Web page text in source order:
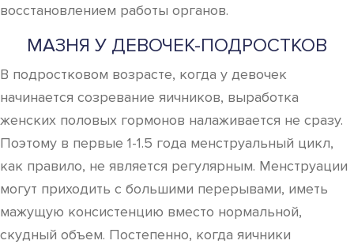
восстановлением работы органов.
МАЗНЯ У ДЕВОЧЕК-ПОДРОСТКОВ
В подростковом возрасте, когда у девочек
начинается созревание яичников, выработка
женских половых гормонов налаживается не сразу.
Поэтому в первые 1-1.5 года менструальный цикл,
как правило, не является регулярным. Менструации
могут приходить с большими перерывами, иметь
мажущую консистенцию вместо нормальной,
скудный объем. Постепенно, когда яичники